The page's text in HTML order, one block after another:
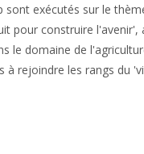
sont exécutés sur le
pour construire l'avenir',
le domaine de
à rejoindre les rangs du